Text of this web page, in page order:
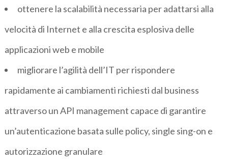
ottenere la scalabilità necessaria per adattarsi alla
velocità di Internet e alla crescita esplosiva delle
applicazioni web e mobile
migliorare l’agilità dell’IT per rispondere
rapidamente ai cambiamenti richiesti dal business
attraverso un API management capace di garantire
un’autenticazione basata sulle policy, single sing-on e
autorizzazione granulare